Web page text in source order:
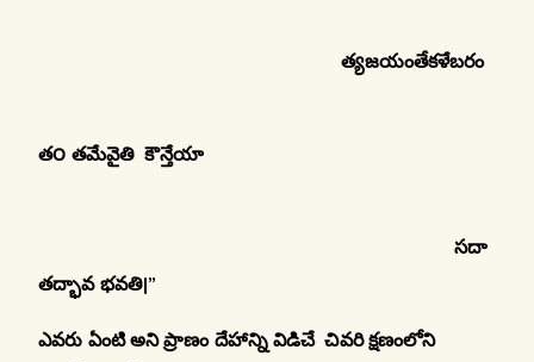
త్యజయంతేకళేబరం
త౦ తమేవైతి కౌన్తేయా
సదా
తద్భావ భవతి|”
ఎవరు ఏంటి అని ప్రాణం దేహాన్ని విడిచే చివరి క్షణంలోని